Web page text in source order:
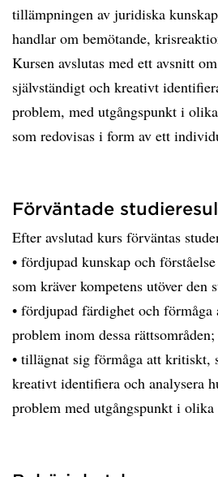
tillämpningen av juridiska
handlar om bemötande,
Kursen avslutas med ett avsnitt
självständigt och kreativt
problem, med utgångspunkt i
som redovisas i form av ett
Förväntade
Efter avslutad kurs förväntas
• fördjupad kunskap och
som kräver kompetens utöver den
• fördjupad färdighet och
problem inom dessa rättsområden;
• tillägnat sig förmåga att kritiskt,
kreativt identifiera och analysera
problem med utgångspunkt i olika